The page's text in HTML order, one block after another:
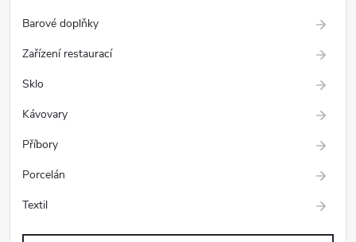
Barové doplňky
Zařízení restaurací
Sklo
Kávovary
Příbory
Porcelán
Textil